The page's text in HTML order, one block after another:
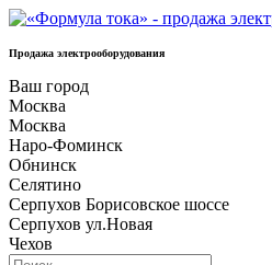
Продажа электрооборудования
Ваш город
Москва
Москва
Наро-Фоминск
Обнинск
Селятино
Серпухов Борисовское шоссе
Серпухов ул.Новая
Чехов